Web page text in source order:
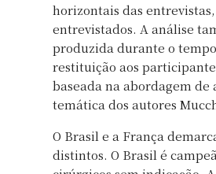
horizontais das
entrevistados. A análise
produzida durante o
restituição aos
baseada na abordagem de
temática dos autores
O Brasil e a França
distintos. O Brasil é